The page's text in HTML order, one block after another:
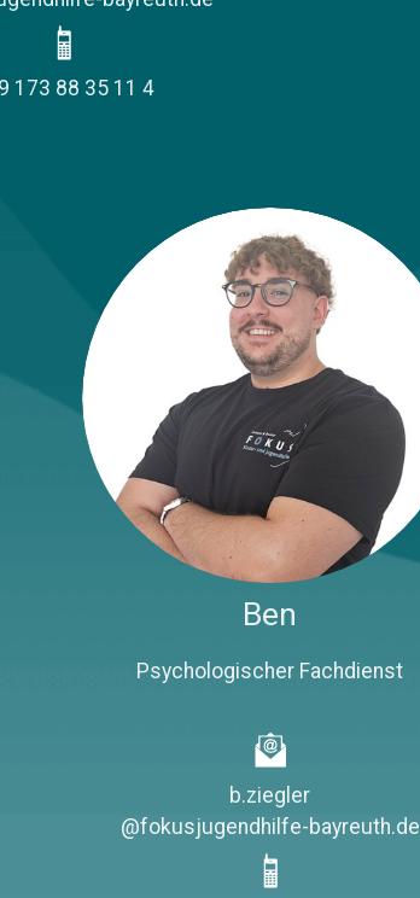
173 88 35 11 4
Ben
Psychologischer Fachdienst
b.ziegler
@fokusjugendhilfe-bayreuth.de